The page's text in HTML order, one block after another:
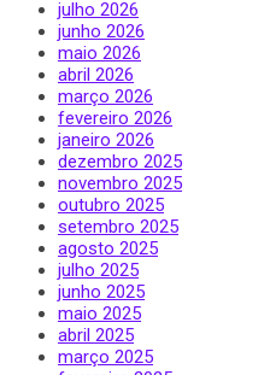
julho 2026
junho 2026
maio 2026
abril 2026
março 2026
fevereiro 2026
janeiro 2026
dezembro 2025
novembro 2025
outubro 2025
setembro 2025
agosto 2025
julho 2025
junho 2025
maio 2025
abril 2025
março 2025